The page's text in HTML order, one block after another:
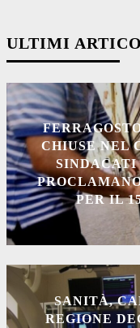
ULTIMI
CHIUSE NEL
PER IL
SANITÀ,
REGIONE